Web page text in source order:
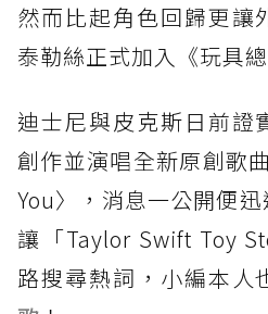
然而比起角色回歸更讓
泰勒絲正式加入《玩具
迪士尼與皮克斯日前證
創作並演唱全新原創歌
You〉，消息一公開便
讓「Taylor Swift Toy
路搜尋熱詞，小編本人